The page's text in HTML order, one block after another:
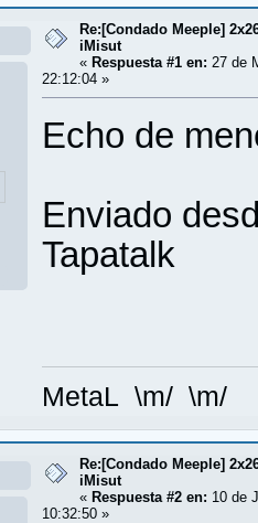
Re:[Condado Meeple]
iMisut
« Respuesta #1 en: 27 de
22:12:04 »
Echo de
Enviado
Tapatalk
MetaL \m/ \m/
Re:[Condado Meeple]
iMisut
« Respuesta #2 en: 10 de
10:32:50 »